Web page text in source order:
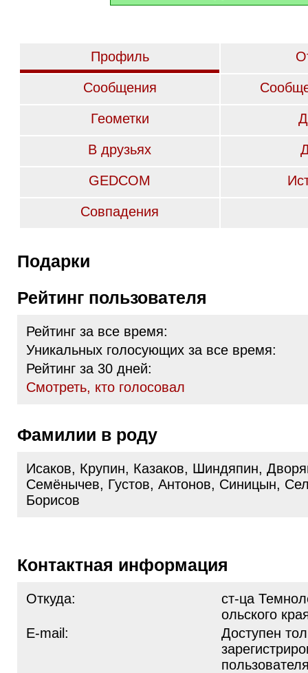
Профиль
Сообщения
Геометки
В друзьях
GEDCOM
Совпадения
Подарки
Рейтинг пользователя
Рейтинг за все время:
Уникальных голосующих за все время:
Рейтинг за 30 дней:
Cмотреть, кто голосовал
Фамилии в роду
Исаков, Крупин, Казаков, Шиндяпин,
Семёнычев, Густов, Антонов, Синицын,
Борисов
Контактная информация
Откуда:
ст-ца
ольского
E-mail:
Доступен